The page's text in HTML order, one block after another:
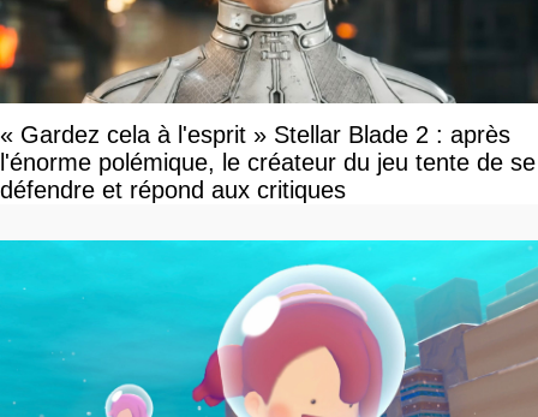
« Gardez cela à l'esprit » Stellar Blade 2 : après
l'énorme polémique, le créateur du jeu tente de se
défendre et répond aux critiques